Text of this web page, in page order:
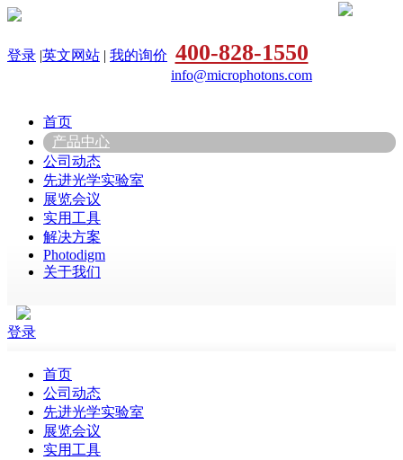
登录 |英文网站 | 我的询价 400-828-1550
info@microphotons.com
首页
产品中心
公司动态
先进光学实验室
展览会议
实用工具
解决方案
Photodigm
关于我们
登录
首页
公司动态
先进光学实验室
展览会议
实用工具